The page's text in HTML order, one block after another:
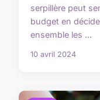
serpillère peut
budget en
ensemble les ...
10 avril 2024